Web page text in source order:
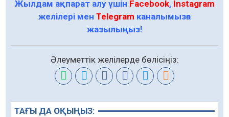
Жылдам ақпарат алу үшін Facebook, Instagram
желілері мен Telegram каналымызға
жазылыңыз!
Әлеуметтік желілерде бөлісіңіз:
ТАҒЫ ДА ОҚЫҢЫЗ: